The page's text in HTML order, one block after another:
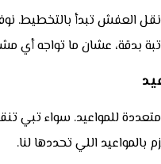
العفش تبدأ بالتخطيط.
بدقة، عشان ما تواجه أي
متعددة للمواعيد. سواء تبي
بالمواعيد اللي تحددها لنا.